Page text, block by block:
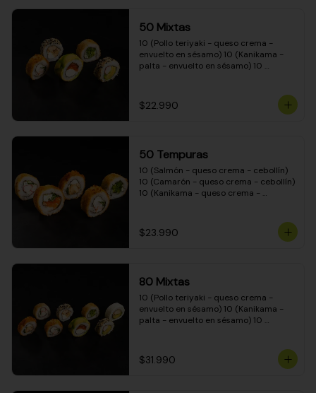
50 Mixtas
10 (Pollo teriyaki - queso crema -
envuelto en sésamo) 10 (Kanikama -
palta - envuelto en sésamo) 10
cebollín - envuelto en masa tempura)
10 (Pimentón - queso crema - cebollín
$22.990
50 Tempuras
10 (Salmón - queso crema - cebollín)
10 (Camarón - queso crema - cebollín)
10 (Kanikama - queso crema -
crema - cebollín)
$23.990
80 Mixtas
10 (Pollo teriyaki - queso crema -
envuelto en sésamo) 10 (Kanikama -
palta - envuelto en sésamo) 10
envuelto en queso crema) 10
(Camarón - queso crema - cebollín -
$31.990